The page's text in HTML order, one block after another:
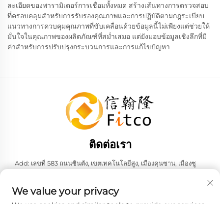
ละเอียดของพารามิเตอร์การเชื่อมทั้งหมด สร้างเส้นทางการตรวจสอบ
ที่ครอบคลุมสำหรับการรับรองคุณภาพและการปฏิบัติตามกฎระเบียบ
แนวทางการควบคุมคุณภาพที่ขับเคลื่อนด้วยข้อมูลนี้ไม่เพียงแต่ช่วยให้
มั่นใจในคุณภาพของผลิตภัณฑ์ที่สม่ำเสมอ แต่ยังมอบข้อมูลเชิงลึกที่มี
ค่าสำหรับการปรับปรุงกระบวนการและการแก้ไขปัญหา
ติดต่อเรา
Add: เลขที่ 583 ถนนซินตัง, เขตเทคโนโลยีสูง, เมืองคุนซาน, เมืองซู
โทรศัพท์:+86-137 6186 0079
We value your privacy